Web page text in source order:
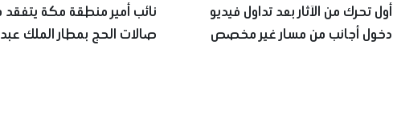
أول تحرك من الآثار بعد تداول فيديو
دخول أجانب من مسار غير مخصص
‏نائب أمير منطقة مكة
صالات الحج بمطار الملك